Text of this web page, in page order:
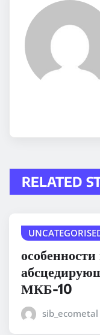
RELATED
МКБ-10
sib_ecometal